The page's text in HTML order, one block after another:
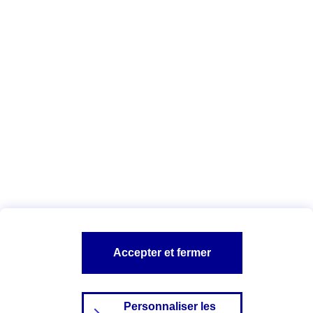
Personnaliser les
Accepter et fermer